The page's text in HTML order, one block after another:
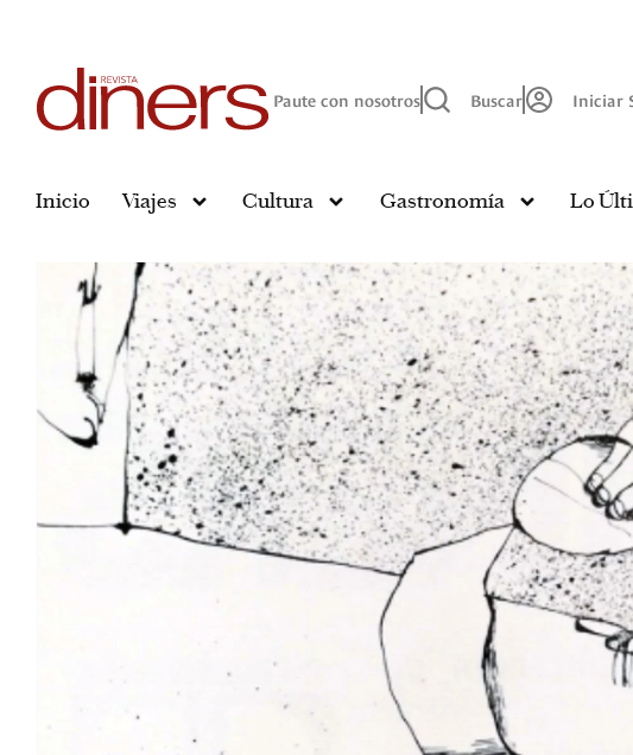
Paute con nosotros Buscar Iniciar
Inicio Viajes Cultura Gastronomía Lo